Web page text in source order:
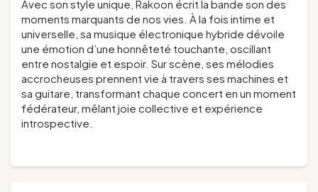
Avec son style unique, Rakoon écrit la bande son des
moments marquants de nos vies. À la fois intime et
universelle, sa musique électronique hybride dévoile
une émotion d’une honnêteté touchante, oscillant
entre nostalgie et espoir. Sur scène, ses mélodies
accrocheuses prennent vie à travers ses machines et
sa guitare, transformant chaque concert en un moment
fédérateur, mêlant joie collective et expérience
introspective.